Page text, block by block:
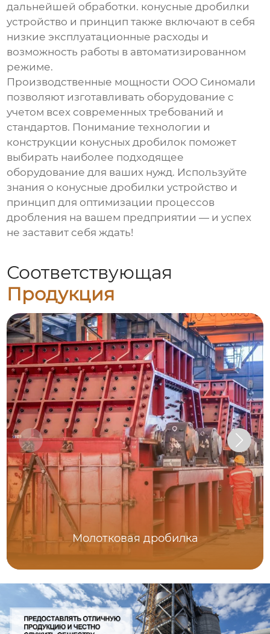
дальнейшей обработки. конусные дробилки
устройство и принцип также включают в себя
низкие эксплуатационные расходы и
возможность работы в автоматизированном
режиме.
Производственные мощности ООО Синомали
позволяют изготавливать оборудование с
учетом всех современных требований и
стандартов. Понимание технологии и
конструкции конусных дробилок поможет
выбирать наиболее подходящее
оборудование для ваших нужд. Используйте
знания о конусные дробилки устройство и
принцип для оптимизации процессов
дробления на вашем предприятии — и успех
не заставит себя ждать!
Соответствующая
Продукция
Молотковая дробилка